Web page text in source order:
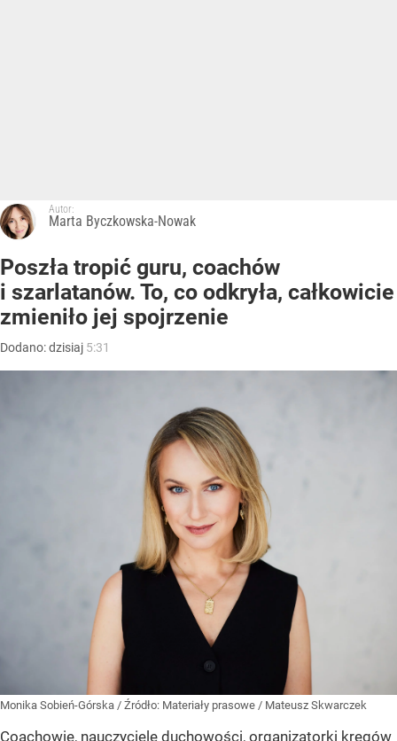
Autor:
Marta Byczkowska-Nowak
Poszła tropić guru, coachów
i szarlatanów. To, co odkryła, całkowicie
zmieniło jej spojrzenie
Dodano:dzisiaj 5:31
Monika Sobień-Górska / Źródło: Materiały prasowe / Mateusz Skwarczek
Coachowie, nauczyciele duchowości, organizatorki kręgów